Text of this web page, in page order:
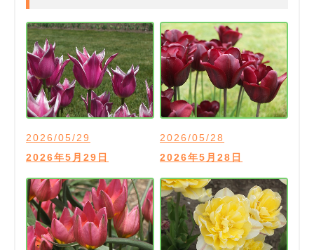
2026/05/29
2026年5月29日
2026/05/28
2026年5月28日